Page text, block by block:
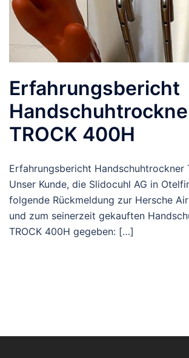
Erfahrungsbericht
TROCK 400H
Erfahrungsbericht Handschuhtrockner
Unser Kunde, die Slidocuhl AG in
folgende Rückmeldung zur Hersche
und zum seinerzeit gekauften
TROCK 400H gegeben: […]